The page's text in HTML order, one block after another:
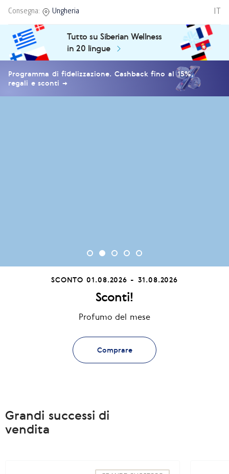
Consegna: Ungheria IT
Tutto su Siberian Wellness
in 20 lingue
Programma di fidelizzazione. Cashback fino al 15%,
regali e sconti →
SCONTO 01.08.2026 - 31.08.2026
Sconti!
Profumo del mese
Comprare
Grandi successi di
vendita